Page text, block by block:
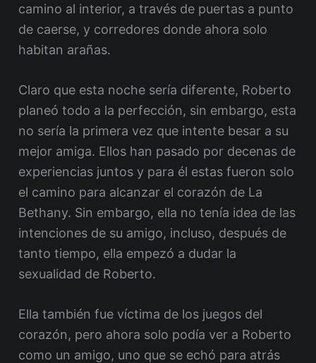
camino al interior, a través de puertas a punto
de caerse, y corredores donde ahora solo
habitan arañas.
Claro que esta noche sería diferente, Roberto
planeó todo a la perfección, sin embargo, esta
no sería la primera vez que intente besar a su
mejor amiga. Ellos han pasado por decenas de
experiencias juntos y para él estas fueron solo
el camino para alcanzar el corazón de La
Bethany. Sin embargo, ella no tenía idea de las
intenciones de su amigo, incluso, después de
tanto tiempo, ella empezó a dudar la
sexualidad de Roberto.
Ella también fue víctima de los juegos del
corazón, pero ahora solo podía ver a Roberto
como un amigo, uno que se echó para atrás